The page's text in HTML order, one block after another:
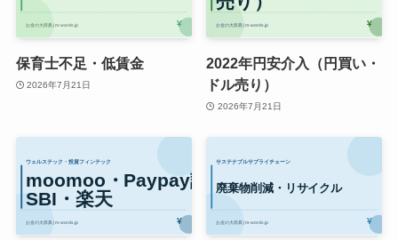
保育士不足・低賃金
2026年7月21日
2022年円安介入（円買い・
ドル売り）
2026年7月21日